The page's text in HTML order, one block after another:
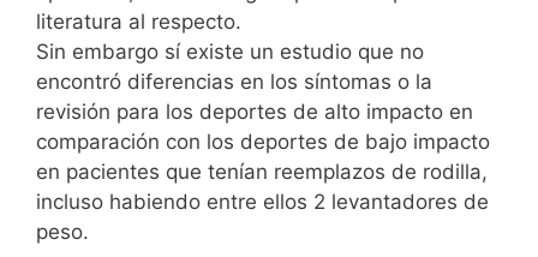
literatura al respecto.
Sin embargo sí existe un estudio que no
encontró diferencias en los síntomas o la
revisión para los deportes de alto impacto en
comparación con los deportes de bajo impacto
en pacientes que tenían reemplazos de rodilla,
incluso habiendo entre ellos 2 levantadores de
peso.